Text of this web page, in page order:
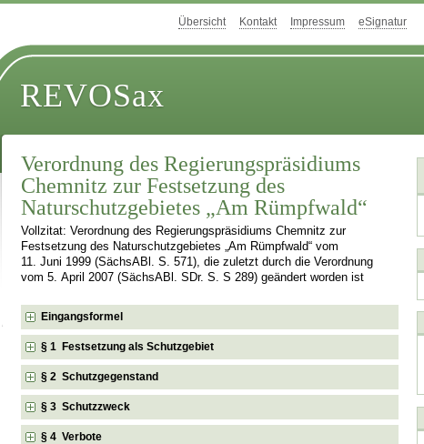
Übersicht Kontakt Impressum eSignatur
REVOSax
Verordnung des Regierungspräsidiums
Chemnitz zur Festsetzung des
Naturschutzgebietes „Am Rümpfwald“
Vollzitat: Verordnung des Regierungspräsidiums Chemnitz zur
Festsetzung des Naturschutzgebietes „Am Rümpfwald“ vom
11. Juni 1999 (SächsABl. S. 571), die zuletzt durch die Verordnung
vom 5. April 2007 (SächsABl. SDr. S. S 289) geändert worden ist
Eingangsformel
§ 1 Festsetzung als Schutzgebiet
§ 2 Schutzgegenstand
§ 3 Schutzzweck
§ 4 Verbote